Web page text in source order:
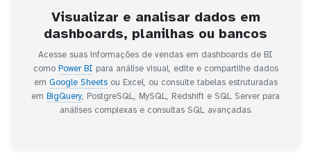
Visualizar e analisar dados em
dashboards, planilhas ou bancos
Acesse suas informações de vendas em dashboards de BI
como Power BI para análise visual, edite e compartilhe dados
em Google Sheetsou Excel, ou consulte tabelas estruturadas
em BigQuery, PostgreSQL, MySQL, Redshift e SQL Server para
análises complexas e consultas SQL avançadas.